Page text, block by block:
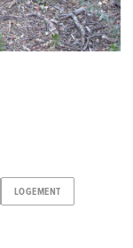
LOGEMENT